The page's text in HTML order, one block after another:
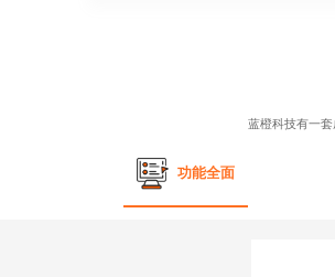
蓝橙科技有一
功能全面